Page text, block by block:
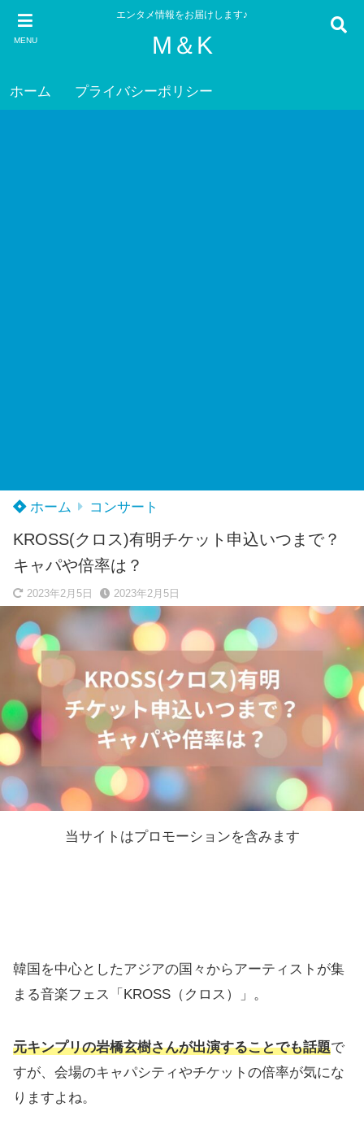
MENU
エンタメ情報をお届けします♪
M＆K
ホーム プライバシーポリシー
ホーム コンサート
KROSS(クロス)有明チケット申込いつまで？
キャパや倍率は？
2023年2月5日 2023年2月5日
当サイトはプロモーションを含みます
韓国を中心としたアジアの国々からアーティストが集
まる音楽フェス「KROSS（クロス）」。
元キンプリの岩橋玄樹さんが出演することでも話題で
すが、会場のキャパシティやチケットの倍率が気にな
りますよね。